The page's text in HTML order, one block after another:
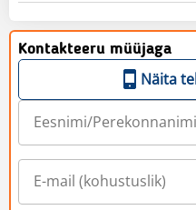
Kontakteeru müüjaga
Näita